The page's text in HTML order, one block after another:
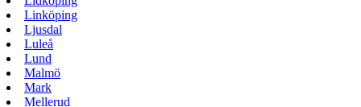
Linköping
Ljusdal
Luleå
Lund
Malmö
Mark
Mellerud